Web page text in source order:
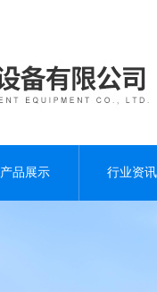
产品展示 行业资讯